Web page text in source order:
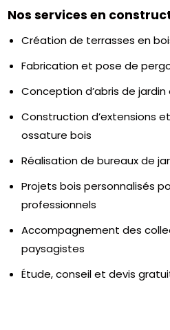
Nos services en
Création de terrasses en
Fabrication et pose de
Conception d’abris de
Construction d’extensions
ossature bois
Réalisation de bureaux de
Projets bois personnalisés
professionnels
Accompagnement des
paysagistes
Étude, conseil et devis